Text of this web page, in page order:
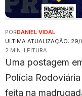
ULTIMA ATUALIZAÇÃO:
PORDANIEL VIDAL
2 MIN. LEITURA
Uma postagem
Polícia
feita na